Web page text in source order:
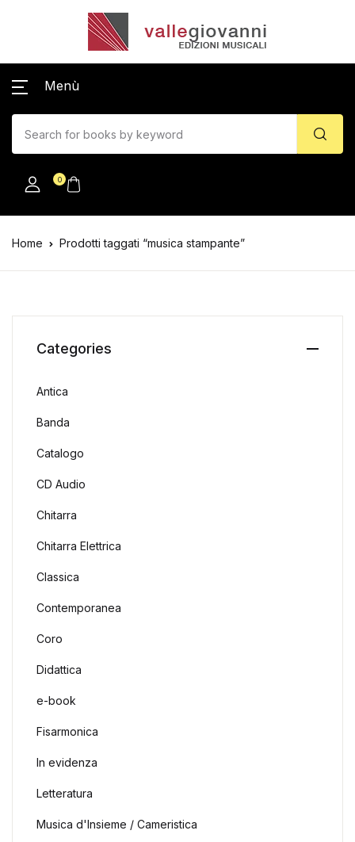
Menù
0
Home Prodotti taggati “musica stampante”
Categories
Antica
Banda
Catalogo
CD Audio
Chitarra
Chitarra Elettrica
Classica
Contemporanea
Coro
Didattica
e-book
Fisarmonica
In evidenza
Letteratura
Musica d'Insieme / Cameristica